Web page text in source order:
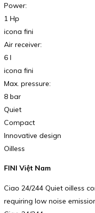
Power:
1 Hp
icona fini
Air receiver:
6 l
icona fini
Max. pressure:
8 bar
Quiet
Compact
Innovative design
Oilless
FINI Việt Nam
Ciao 24/244 Quiet oilless
requiring low noise